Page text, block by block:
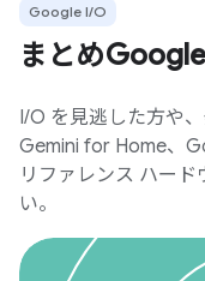
Google I/O
まとめ
I/O を見逃した方や
Gemini for Home、
リファレンス ハー
い。